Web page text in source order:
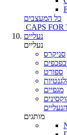
כל המעצבים
CAPS FOR
נעליים
נעליים
סניקרס
ספורט
מגפיים
מותגים